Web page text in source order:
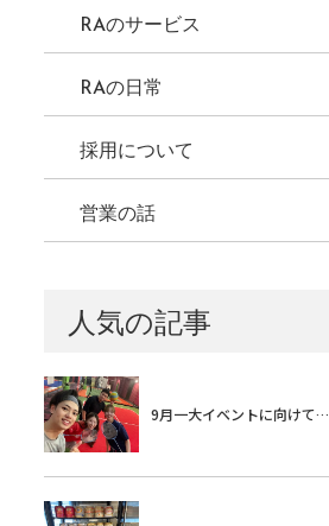
RAのサービス
RAの日常
採用について
営業の話
人気の記事
9月一大イベントに向けて…